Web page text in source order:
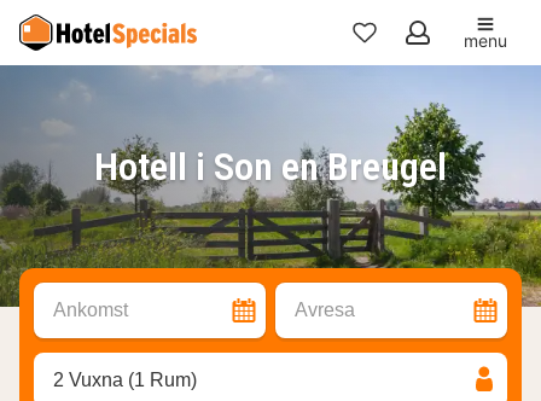
Mina
favoriter
menu
Hotell i Son en Breugel
Ankomst Avresa
2 Vuxna (1 Rum)